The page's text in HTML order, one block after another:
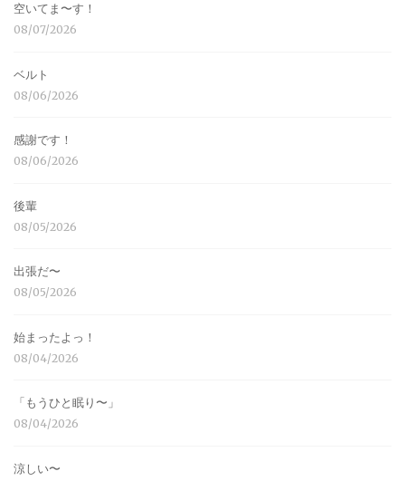
空いてま〜す！
08/07/2026
ベルト
08/06/2026
感謝です！
08/06/2026
後輩
08/05/2026
出張だ〜
08/05/2026
始まったよっ！
08/04/2026
「もうひと眠り〜」
08/04/2026
涼しい〜